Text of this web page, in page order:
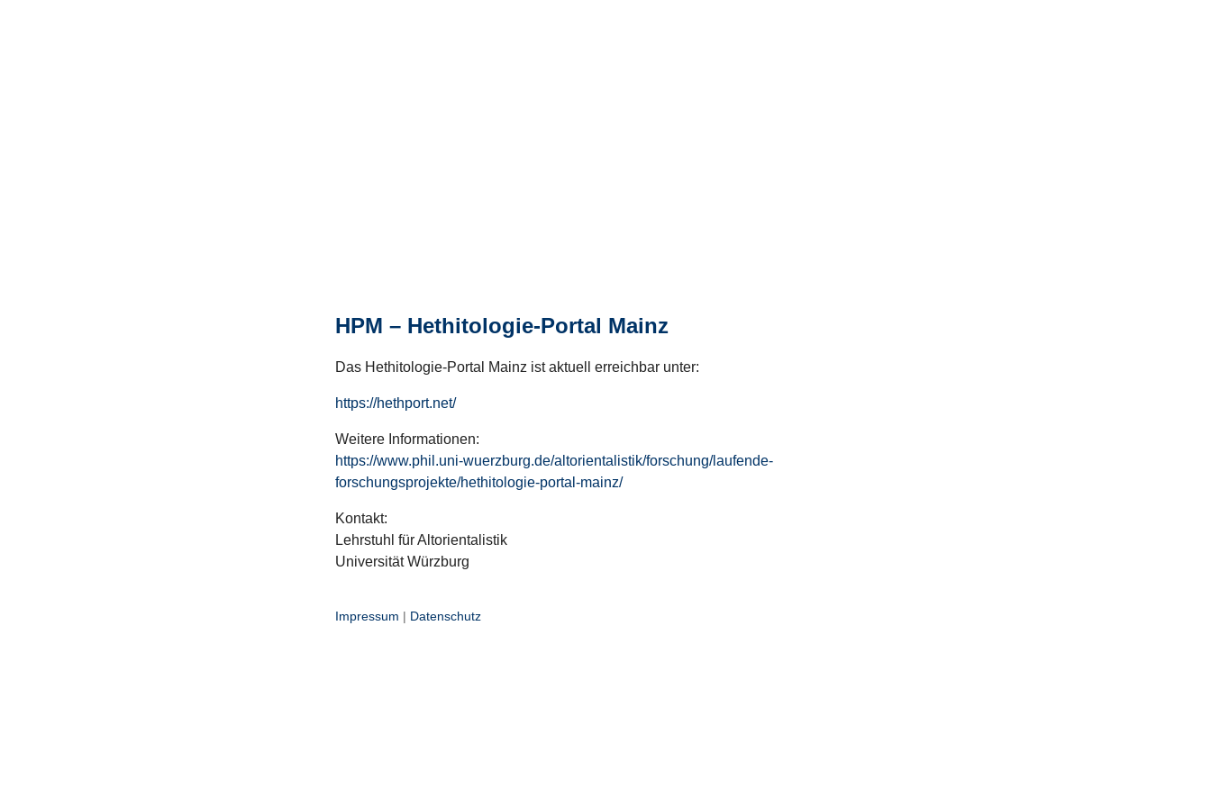
HPM – Hethitologie-Portal Mainz
Das Hethitologie-Portal Mainz ist aktuell erreichbar unter:
https://hethport.net/
Weitere Informationen:
https://www.phil.uni-wuerzburg.de/altorientalistik/forschung/laufende-
forschungsprojekte/hethitologie-portal-mainz/
Kontakt:
Lehrstuhl für Altorientalistik
Universität Würzburg
Impressum | Datenschutz